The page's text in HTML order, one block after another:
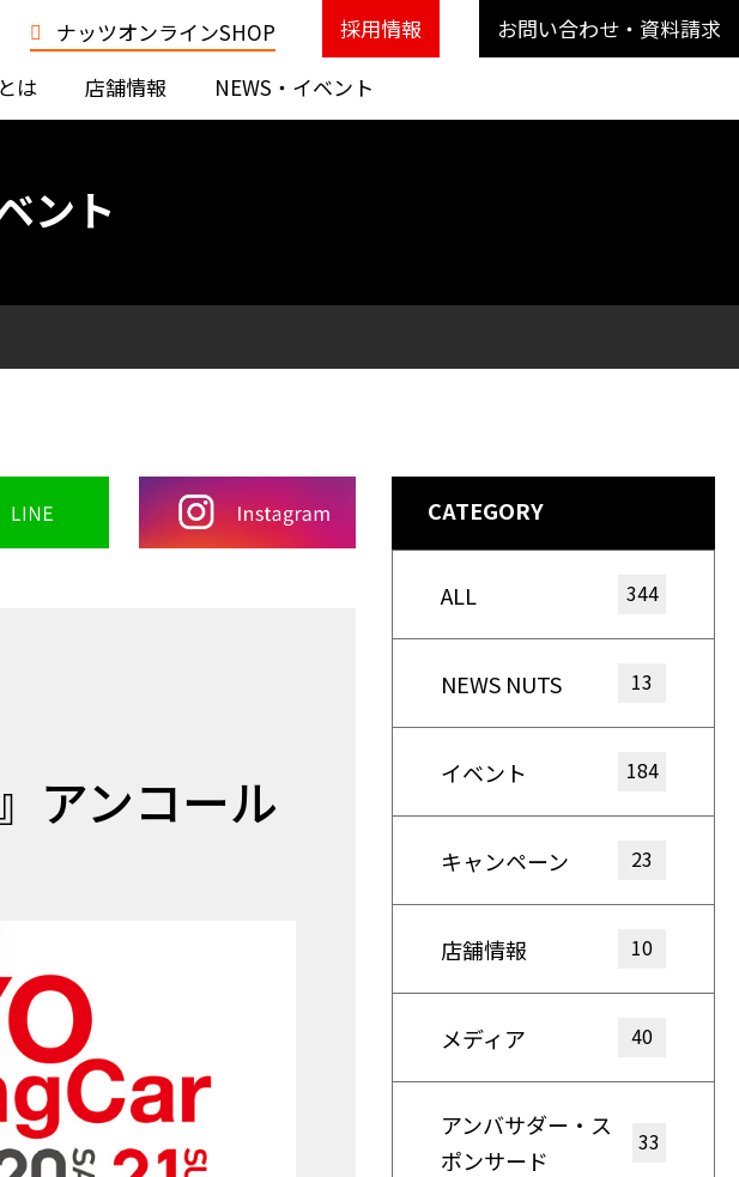
お問い合わせ・資料請求
は 店舗情報 NEWS・イベント
ナッツオンラインSHOP 採用情報
ント
アンコール
CATEGORY
ALL 344
NEWS NUTS 13
イベント 184
キャンペーン 23
店舗情報 10
メディア 40
アンバサダー・ス
ポンサード
33